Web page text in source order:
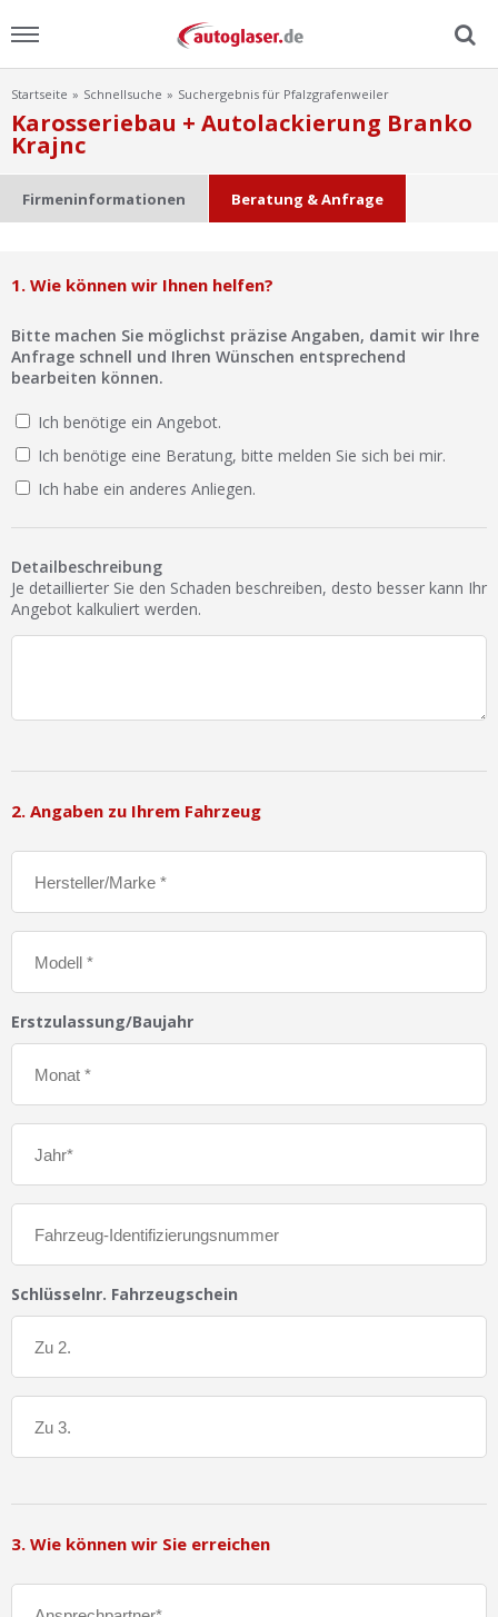
Menu
Home
Scheibensuche
FAQ
Lexikon
Werkstatt Login
Startseite Schnellsuche Suchergebnis für Pfalzgrafenweiler
Karosseriebau + Autolackierung Branko
Krajnc
Firmeninformationen Beratung & Anfrage
1. Wie können wir Ihnen helfen?
Bitte machen Sie möglichst präzise Angaben, damit wir Ihre
Anfrage schnell und Ihren Wünschen entsprechend
bearbeiten können.
Ich benötige ein Angebot.
Ich benötige eine Beratung, bitte melden Sie sich bei mir.
Ich habe ein anderes Anliegen.
Detailbeschreibung
Je detaillierter Sie den Schaden beschreiben, desto besser kann Ihr
Angebot kalkuliert werden.
2. Angaben zu Ihrem Fahrzeug
Erstzulassung/Baujahr
Schlüsselnr. Fahrzeugschein
3. Wie können wir Sie erreichen